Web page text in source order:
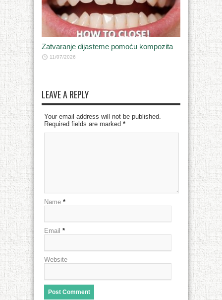
Zatvaranje dijasteme pomoću kompozita
11/07/2026
LEAVE A REPLY
Your email address will not be published.
Required fields are marked *
Name *
Email *
Website